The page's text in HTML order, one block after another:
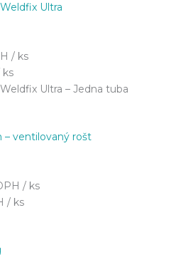
Ultra
/ ks
ks
Ultra – Jedna tuba
– ventilovaný rošt
/ ks
/ ks